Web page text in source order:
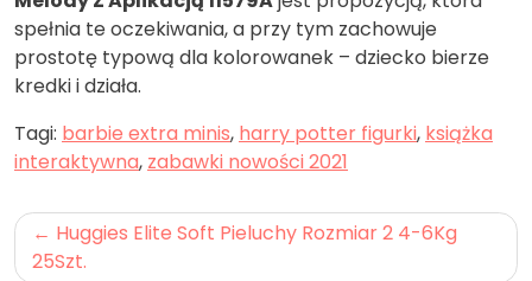
spełnia te oczekiwania, a przy tym zachowuje
prostotę typową dla kolorowanek – dziecko bierze
kredki i działa.
Tagi: barbie extra minis, harry potter figurki, książka
interaktywna, zabawki nowości 2021
Nawigacja
wpisu
Huggies Elite Soft Pieluchy Rozmiar 2 4-6Kg
25Szt.